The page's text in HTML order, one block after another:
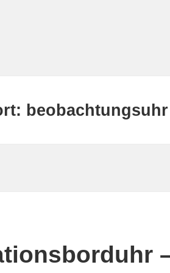
beobachtungsuhr